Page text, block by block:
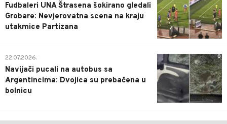
Fudbaleri UNA Štrasena šokirano gledali
Grobare: Nevjerovatna scena na kraju
utakmice Partizana
0
22.07.2026.
Navijači pucali na autobus sa
Argentincima: Dvojica su prebačena u
bolnicu